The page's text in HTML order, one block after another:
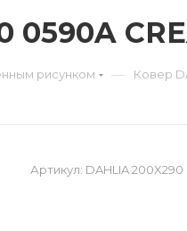
рисунком — Ковер
Артикул: DAHLIA 200X290